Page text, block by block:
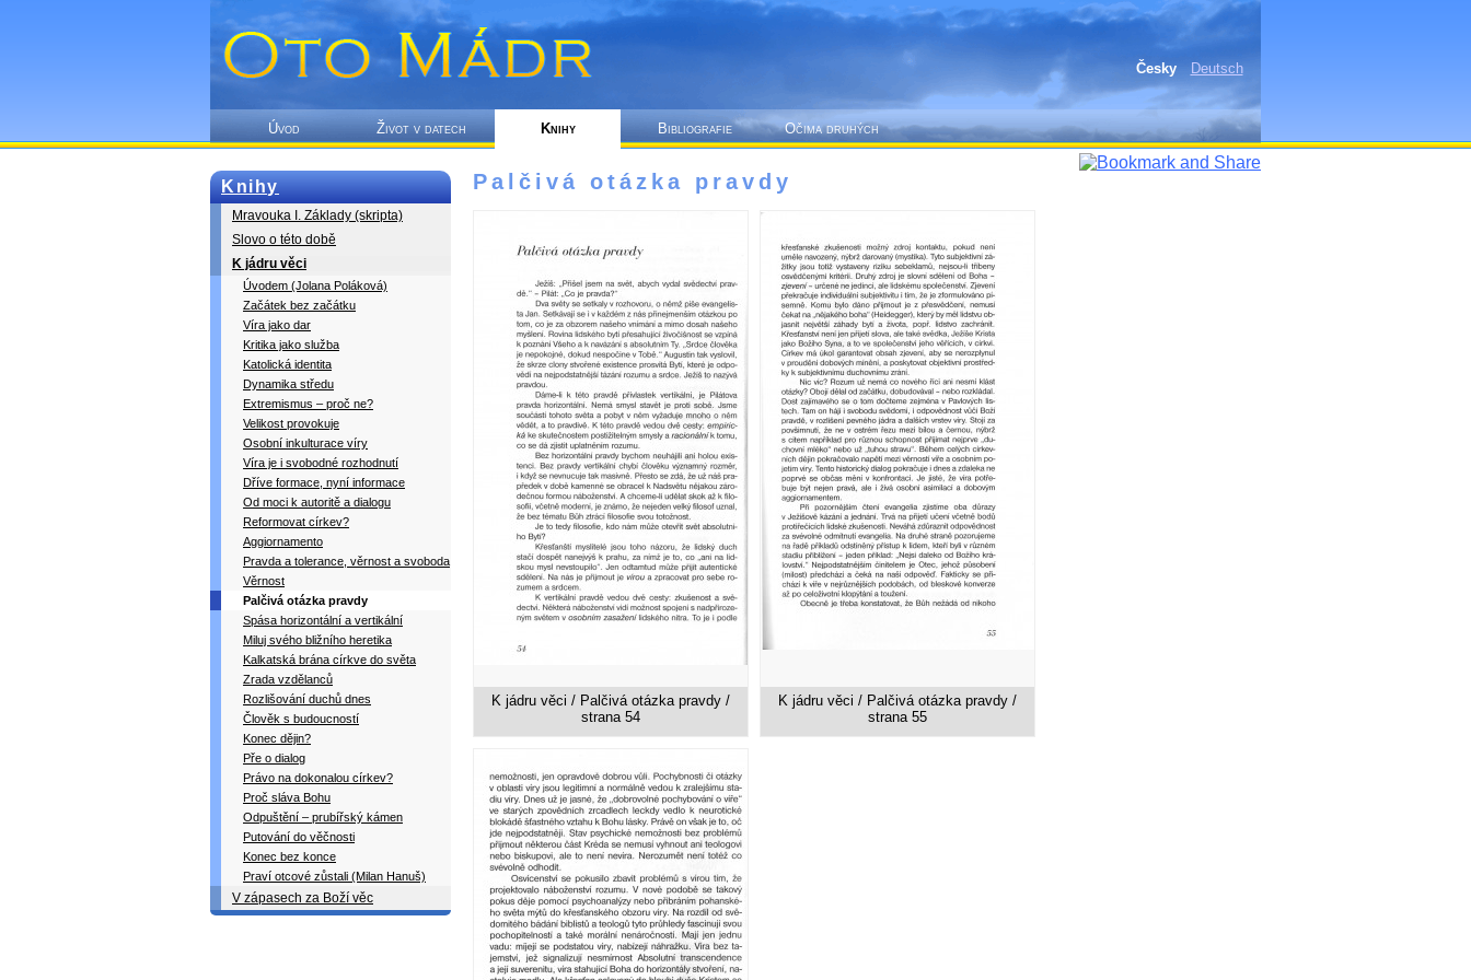
Česky Deutsch
Úvod Život v datech Knihy Bibliografie Očima druhých
Knihy
Mravouka I. Základy (skripta)
Slovo o této době
K jádru věci
Úvodem (Jolana Poláková)
Začátek bez začátku
Víra jako dar
Kritika jako služba
Katolická identita
Dynamika středu
Extremismus – proč ne?
Velikost provokuje
Osobní inkulturace víry
Víra je i svobodné rozhodnutí
Dříve formace, nyní informace
Od moci k autoritě a dialogu
Reformovat církev?
Aggiornamento
Pravda a tolerance, věrnost a svoboda
Věrnost
Palčivá otázka pravdy
Spása horizontální a vertikální
Miluj svého bližního heretika
Kalkatská brána církve do světa
Zrada vzdělanců
Rozlišování duchů dnes
Člověk s budoucností
Konec dějin?
Pře o dialog
Právo na dokonalou církev?
Proč sláva Bohu
Odpuštění – prubířský kámen
Putování do věčnosti
Konec bez konce
Praví otcové zůstali (Milan Hanuš)
V zápasech za Boží věc
Palčivá otázka pravdy
K jádru věci / Palčivá otázka pravdy /
strana 54
K jádru věci / Palčivá otázka pravdy /
strana 55